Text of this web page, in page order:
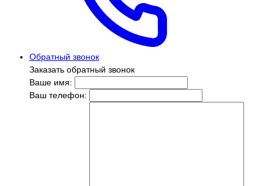
Обратный звонок
Заказать обратный звонок
Ваше имя:
Ваш телефон: